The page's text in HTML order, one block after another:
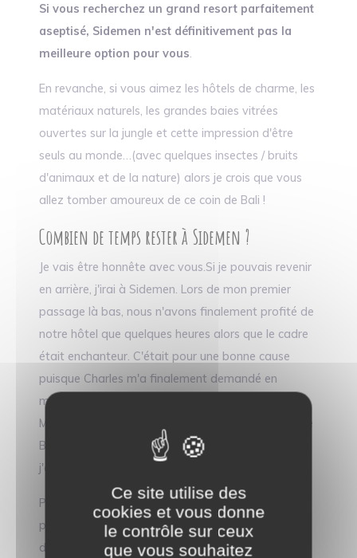
Si vous recherchez un grand resort parfaitement
aseptisé, Sidemen n'est définitivement pas la
meilleure option pour vous.
En revanche, si vous aimez les hôtels de charme, les
matériaux naturels, les grandes baies vitrées
ouvertes sur la jungle et cette impression d'être
seuls au monde…(avec quelques insectes / bruits
d'animaux et de la nature) alors je crois que vous
allez tomber amoureux de ce coin de Bali !
Combien de temps rester à Sidemen ?
Je vais être honnête avec vous.Si je pouvais revenir
en arrière, j'irai à Sidemen. Lors de mon premier
passage là bas, nous n'avons finalement profité de
notre hôtel que quelques heures alors que le cadre
était enchanteur. C'était pour une bonne cause
puisque Charles m'a finalement demandé en
mariage à Ubud
Mais c'est probablement l'une des seules étapes de
Bali pour laquelle je me dis souvent : "Qu'est ce que
j'aurai aimé y rester et découvrir ce coin de l'île" !
Pour moi, la répartition de deux nuits semble
parfaite. Cela permet de de profiter de son hôtel,
de partir découvrir les rizières, de visiter les
Ce site utilise des
cookies et vous donne
le contrôle sur ceux
que vous souhaitez